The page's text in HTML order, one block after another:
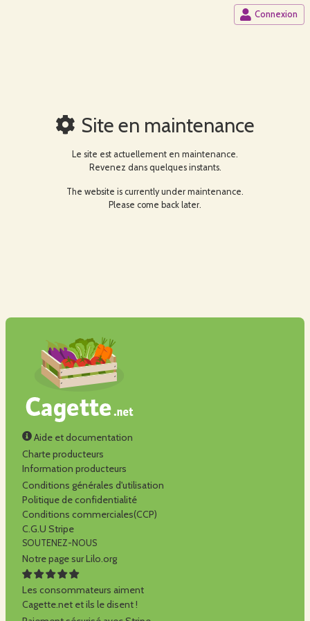
Connexion
Site en maintenance
Le site est actuellement en maintenance.
Revenez dans quelques instants.
The website is currently under maintenance.
Please come back later.
Aide et documentation
Charte producteurs
Information producteurs
Conditions générales d'utilisation
Politique de confidentialité
Conditions commerciales(CCP)
C.G.U Stripe
SOUTENEZ-NOUS
Notre page sur Lilo.org
Les consommateurs aiment
Cagette.net et ils le disent !